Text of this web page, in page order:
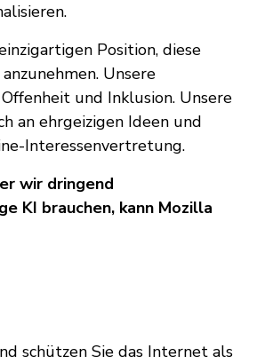
Position, diese
Unsere
und Inklusion. Unsere
an ehrgeizigen Ideen und
Interessenvertretung.
wir dringend
KI brauchen, kann Mozilla
schützen Sie das Internet als